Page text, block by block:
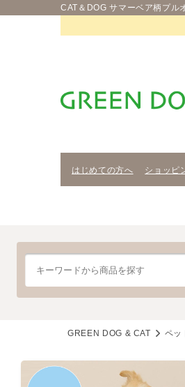
CAT＆DOG サマーベア柄プル
はじめての方へ ショッピ
GREEN DOG & CAT ペッ